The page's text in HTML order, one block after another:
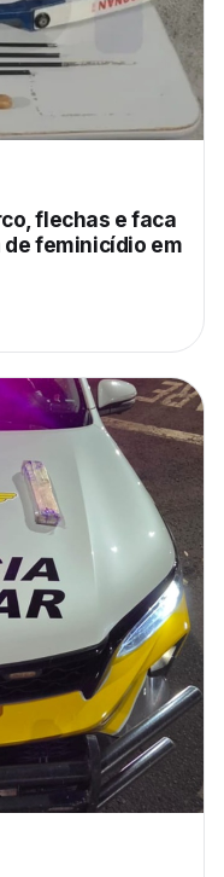
flechas e faca
feminicídio em